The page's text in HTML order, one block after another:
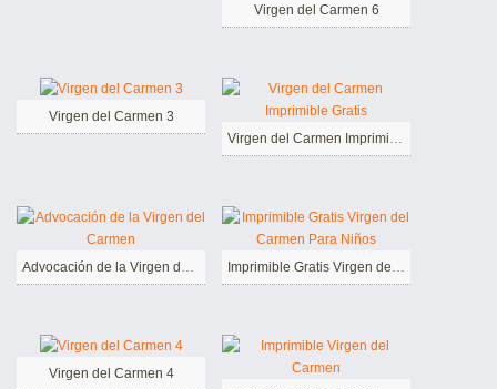
Virgen del Carmen 6
Virgen del Carmen 3
Virgen del Carmen 4